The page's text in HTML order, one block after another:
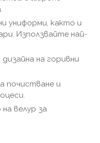
униформи, както и
Използвайте най-
на горивни
почистване и
велур за